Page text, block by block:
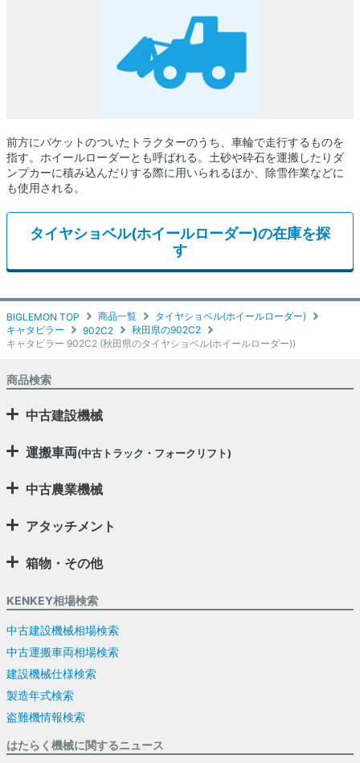
BIGLEMON TOP 商品一覧
タイヤショベル(ホイールローダー)
キャタピラー
902C2
秋田県の902C2
キャタピラー 902C2 (秋田県のタイヤショベル(ホイールローダー))
前方にバケットのついたトラクターのうち、車輪で走行するものを
指す。ホイールローダーとも呼ばれる。土砂や砕石を運搬したりダ
ンプカーに積み込んだりする際に用いられるほか、除雪作業などに
も使用される。
タイヤショベル(ホイールローダー)の在庫を探
す
商品検索
中古建設機械
運搬車両(中古トラック・フォークリフト)
中古農業機械
アタッチメント
箱物・その他
KENKEY相場検索
中古建設機械相場検索
中古運搬車両相場検索
建設機械仕様検索
製造年式検索
盗難機情報検索
はたらく機械に関するニュース